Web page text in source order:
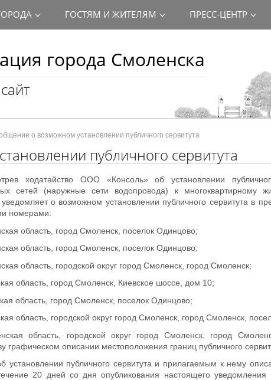
города Смоленска
ГОСТЯМ И ЖИТЕЛЯМ ПРЕСС-ЦЕНТР
о возможном установлении публичного сервитута
публичного сервитута
ходатайство ООО «Консоль» об установлении
сетей (наружные сети водопровода) к
о возможном установлении публичного сервитута в
номерами:
область, город Смоленск, поселок Одинцово;
область, город Смоленск, поселок Одинцово;
область, городской округ город Смоленск, город Смоленск;
область, город Смоленск, Киевское шоссе, дом 10;
область, город Смоленск, поселок Одинцово;
область, городской округ город Смоленск, город Смоленск,
область, городской округ город Смоленск, город
графическом описании местоположения границ публичного
установлении публичного сервитута и прилагаемым к нему
20 дней со дня опубликования настоящего уведомления